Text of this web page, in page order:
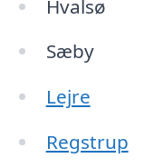
Hvalsø
Sæby
Lejre
Regstrup